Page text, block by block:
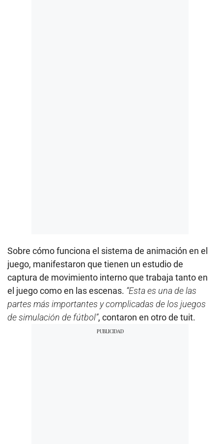
Sobre cómo funciona el sistema de animación en el
juego, manifestaron que tienen un estudio de
captura de movimiento interno que trabaja tanto en
el juego como en las escenas. “Esta es una de las
partes más importantes y complicadas de los juegos
de simulación de fútbol”, contaron en otro de tuit.